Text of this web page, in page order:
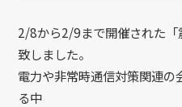
2/8から2/9まで開催された
致しました。
電力や非常時通信対策関連
る中